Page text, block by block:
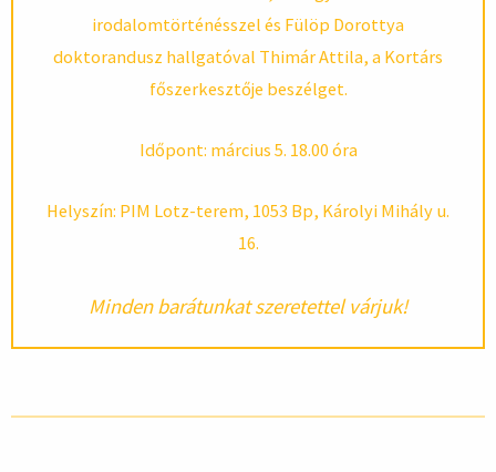
irodalomtörténésszel és Fülöp Dorottya
doktorandusz hallgatóval Thimár Attila, a Kortárs
főszerkesztője beszélget.
Időpont: március 5. 18.00 óra
Helyszín: PIM Lotz-terem, 1053 Bp, Károlyi Mihály u.
16.
Minden barátunkat szeretettel várjuk!